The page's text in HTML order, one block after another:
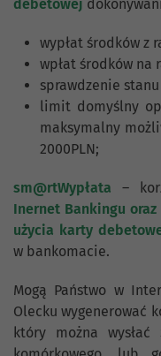
debetowej
wypłat środków z
wpłat środków na
sprawdzenie
limit domyślny
maksymalny
2000PLN;
sm@rtWypłata –
Inernet Bankingu
użycia karty
w bankomacie.
Mogą Państwo w
Olecku wygenerować
który można